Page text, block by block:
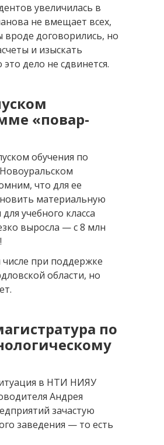
увеличилась в
не вмещает всех,
вроде договорились, но
и изыскать
дело не сдвинется.
«повар-
обучения по
что для ее
материальную
учебного класса
выросла — с 8 млн
при поддержке
области, но
по
в НТИ НИЯУ
Андрея
зачастую
заведения — то есть